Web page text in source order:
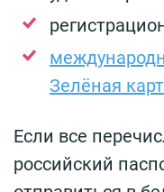
Зелёная
Если все
российский